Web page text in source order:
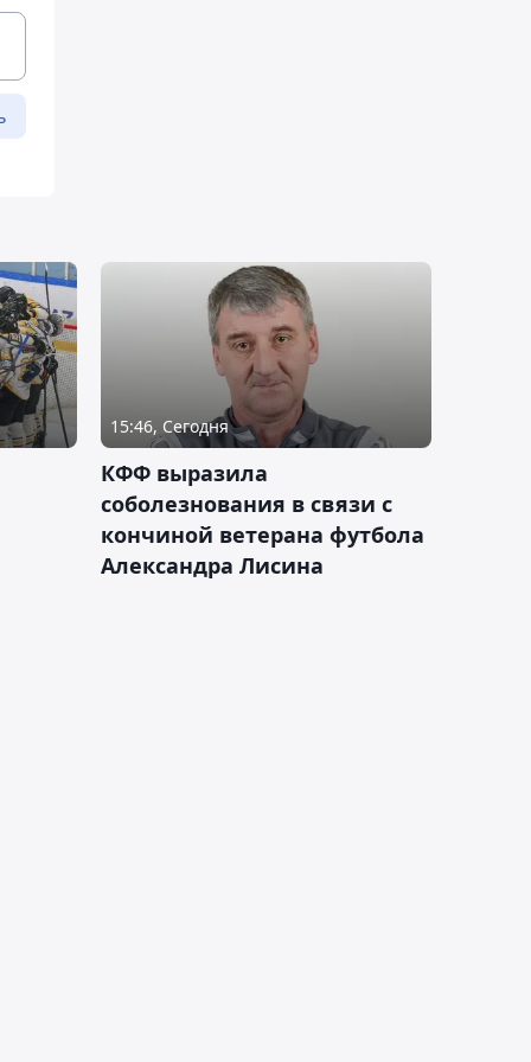
15:46, Сегодня
КФФ выразила
соболезнования в связи с
кончиной ветерана футбола
Александра Лисина